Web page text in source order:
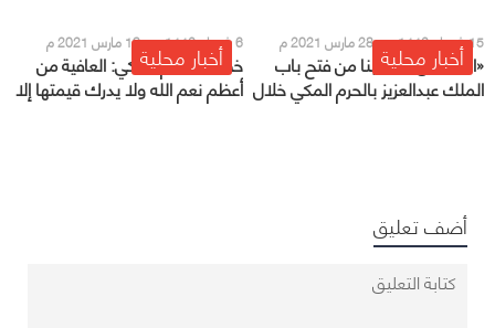
أخبار محلية15 شعبان 1442 هـ - 28 مارس 2021 م
«السديس»: اقتربنا من فتح باب
الملك عبدالعزيز بالحرم المكي خلال
أخبار محلية 6 شعبان 1442 هـ - 19 مارس 2021 م
خطيب الحرم المكي: العافية من
أعظم نعم الله ولا يدرك قيمتها إلا
من فقدها
أضف تعليق